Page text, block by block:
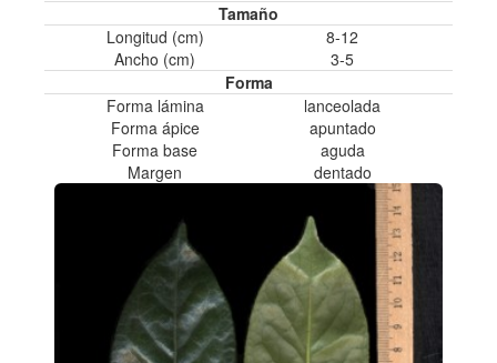
Tamaño
Longitud (cm)
8-12
Ancho (cm)
3-5
Forma
Forma lámina
lanceolada
Forma ápice
apuntado
Forma base
aguda
Margen
dentado